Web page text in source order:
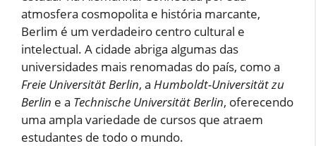
atmosfera cosmopolita e história marcante,
Berlim é um verdadeiro centro cultural e
intelectual. A cidade abriga algumas das
universidades mais renomadas do país, como a
Freie Universität Berlin, a Humboldt-Universität zu
Berlin e a Technische Universität Berlin, oferecendo
uma ampla variedade de cursos que atraem
estudantes de todo o mundo.